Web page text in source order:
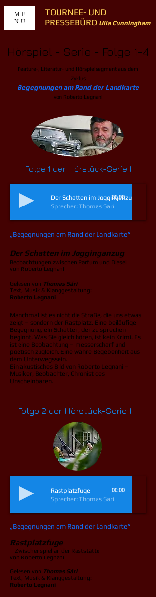
TOURNEE- UND
PRESSEBÜRO Ulla Cunningham
ME
NU
Hörspiel - Serie - Folge 1-4
Feature-, Literatur- und Hörspielsegment aus dem
Zyklus
Begegnungen am Rand der Landkarte
von Roberto Legnani
Folge 1 der Hörstück-Serie I
Der Schatten im Jogginganzug
Sprecher: Thomas Sarí
00:00
„Begegnungen am Rand der Landkarte“
Der Schatten im Jogginganzug
Beobachtungen zwischen Parfum und Diesel
von Roberto Legnani
Gelesen von Thomas Sári
Text, Musik & Klanggestaltung:
Roberto Legnani
Manchmal ist es nicht die Straße, die uns etwas
zeigt – sondern der Rastplatz. Eine beiläufige
Begegnung, ein Schatten, der zu sprechen
beginnt. Was Sie gleich hören, ist kein Krimi. Es
ist eine Beobachtung – messerscharf und
poetisch zugleich. Eine wahre Begebenheit aus
dem Unterwegssein.
Ein akustisches Bild von Roberto Legnani –
Musiker, Beobachter, Chronist des
Unscheinbaren.
Folge 2 der Hörstück-Serie I
Rastplatzfuge
Sprecher: Thomas Sarí
00:00
„Begegnungen am Rand der Landkarte“
Rastplatzfuge
– Zwischenspiel an der Raststätte
von Roberto Legnani
Gelesen von Thomas Sári
Text, Musik & Klanggestaltung:
Roberto Legnani